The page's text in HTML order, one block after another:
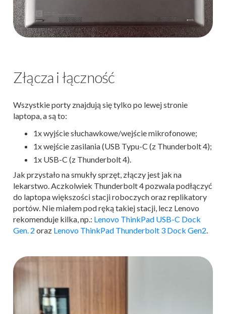
Złącza i łączność
Wszystkie porty znajdują się tylko po lewej stronie
laptopa, a są to:
1x wyjście słuchawkowe/wejście mikrofonowe;
1x wejście zasilania (USB Typu-C (z Thunderbolt 4);
1x USB-C (z Thunderbolt 4).
Jak przystało na smukły sprzęt, złączy jest jak na
lekarstwo. Aczkolwiek Thunderbolt 4 pozwala podłączyć
do laptopa większości stacji roboczych oraz replikatory
portów. Nie miałem pod ręką takiej stacji, lecz Lenovo
rekomenduje kilka, np.: Lenovo ThinkPad USB-C Dock
Gen. 2 oraz Lenovo ThinkPad Thunderbolt 3 Dock Gen2.